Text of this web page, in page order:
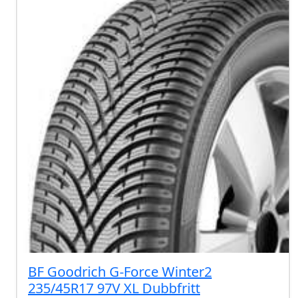
BF Goodrich G-Force Winter2
235/45R17 97V XL Dubbfritt